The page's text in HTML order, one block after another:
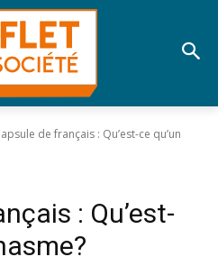
de français : Qu’est-ce qu’un
: Qu’est-